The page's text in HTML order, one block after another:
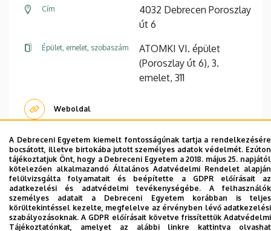
Cím
4032 Debrecen Poroszlay
út 6
Épület, emelet, szobaszám
ATOMKI VI. épület
(Poroszlay út 6), 3.
emelet, 311
Weboldal
Dolgozói adatmódosítás igénylése a DE
telefonkönyvében|Külső személyek rögzítése a
DE telefonkönyvében|Súgó|Hibabejelentés
A Debreceni Egyetem kiemelt fontosságúnak tartja a rendelkezésére
bocsátott, illetve birtokába jutott személyes adatok védelmét. Ezúton
tájékoztatjuk Önt, hogy a Debreceni Egyetem a 2018. május 25. napjától
kötelezően alkalmazandó Általános Adatvédelmi Rendelet alapján
felülvizsgálta folyamatait és beépítette a GDPR előírásait az
adatkezelési és adatvédelmi tevékenységébe. A felhasználók
személyes adatait a Debreceni Egyetem korábban is teljes
körültekintéssel kezelte, megfelelve az érvényben lévő adatkezelési
szabályozásoknak. A GDPR előírásait követve frissítettük Adatvédelmi
Tájékoztatónkat, amelyet az alábbi linkre kattintva olvashat